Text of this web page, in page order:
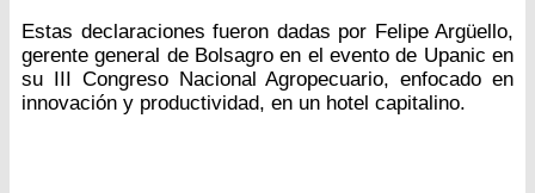
Estas declaraciones fueron dadas por Felipe Argüello,
gerente general de Bolsagro en el evento de Upanic en
su III Congreso Nacional Agropecuario, enfocado en
innovación y productividad, en un hotel capitalino.